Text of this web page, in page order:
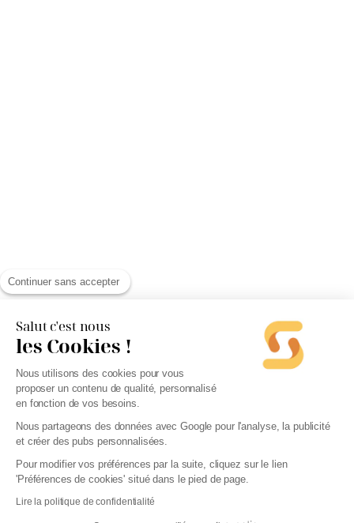
Continuer sans accepter
Salut c'est nous
les Cookies !
Nous utilisons des cookies pour vous
proposer un contenu de qualité, personnalisé
en fonction de vos besoins.
Nous partageons des données avec Google pour l'analyse, la publicité
et créer des pubs personnalisées.
Pour modifier vos préférences par la suite, cliquez sur le lien
'Préférences de cookies' situé dans le pied de page.
Lire la politique de confidentialité